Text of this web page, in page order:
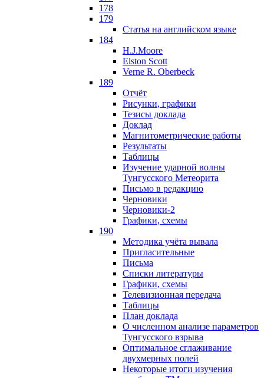
178
179
Статья на английском языке
184
H.J.Moore
Elston Scott
Verne R. Oberbeck
189
Отчёт
Рисунки, графики
Тезисы доклада
Доклад
Магнитометрические работы
Результаты
Таблицы
Изучение ударной волны
Тунгусского Метеорита
Письмо в редакцию
Черновики
Черновики-2
Графики, схемы
190
Методика учёта вывала
Пригласительные
Письма
Списки литературы
Графики, схемы
Телевизионная передача
Таблицы
План доклада
О численном анализе параметров
Тунгусского взрыва
Оптимальное сглаживание
двухмерных полей
Некоторые итоги изучения